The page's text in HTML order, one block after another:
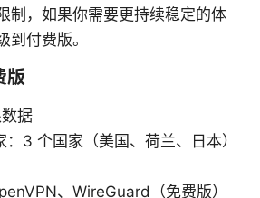
制，如果你需要更持续稳定的体
到付费版。
版
据
3 个国家（美国、荷兰、日本）
、WireGuard（免费版）